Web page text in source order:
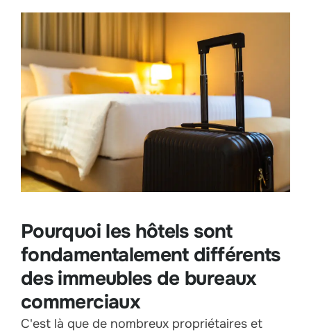
Pourquoi les hôtels sont
fondamentalement différents
des immeubles de bureaux
commerciaux
C'est là que de nombreux propriétaires et